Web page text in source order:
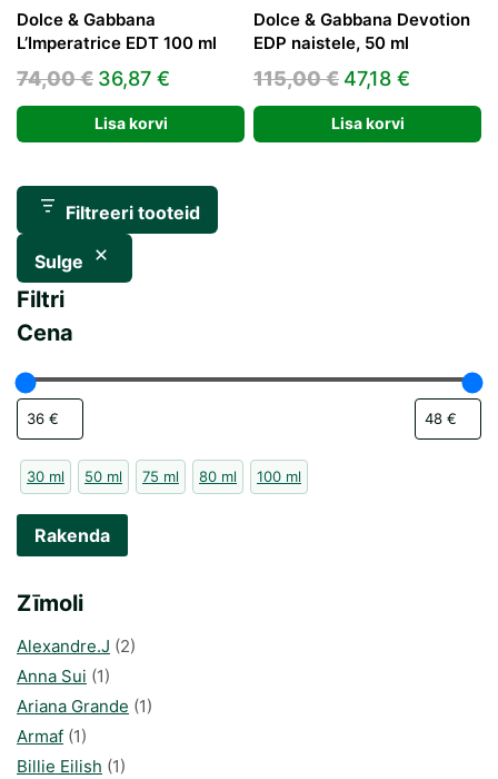
Dolce & Gabbana
L’Imperatrice EDT 100 ml
74,00€ Algne
hind
oli:
36,87 € Praegune
hind
on:
Lisa korvi
Dolce & Gabbana Devotion
EDP naistele, 50 ml
115,00€ Algne
hind
oli:
47,18 €
hind
on:
Lisa korvi
Filtreeri tooteid
Sulge
Filtri
Cena
30 ml 50 ml 75 ml 80 ml 100 ml
Rakenda
Zīmoli
Alexandre.J (2)
Anna Sui (1)
Ariana Grande (1)
Armaf (1)
Billie Eilish (1)